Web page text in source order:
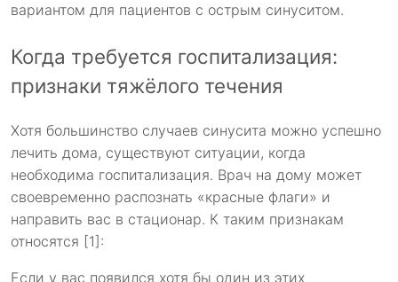
вариантом для пациентов с острым синуситом.
Когда требуется госпитализация:
признаки тяжёлого течения
Хотя большинство случаев синусита можно успешно
лечить дома, существуют ситуации, когда
необходима госпитализация. Врач на дому может
своевременно распознать «красные флаги» и
направить вас в стационар. К таким признакам
относятся [1]:
Если у вас появился хотя бы один из этих